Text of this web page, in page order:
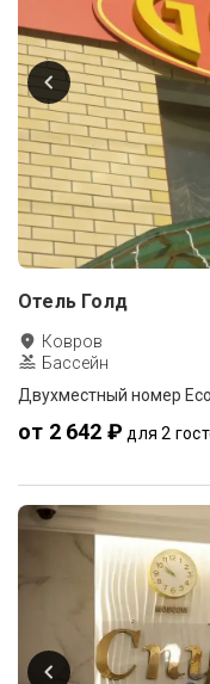
Отель Голд
Ковров
Бассейн
Двухместный номер
от 2 642 ₽ для 2